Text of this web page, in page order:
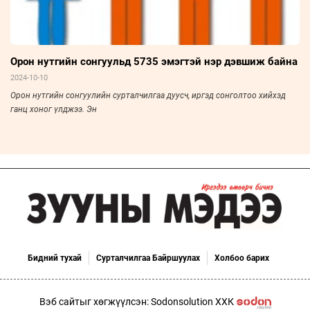
Орон нутгийн сонгуульд 5735 эмэгтэй нэр дэвшиж байна
2024-10-10
Орон нутгийн сонгуулийн сурталчилгаа дуусч, иргэд сонголтоо хийхэд
ганц хоног үлджээ. Эн
Бидний тухай Сурталчилгаа Байршуулах Холбоо барих
Вэб сайтыг хөгжүүлсэн: Sodonsolution ХХК